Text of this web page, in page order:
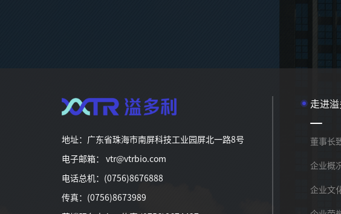
地址：广东省珠海市南屏科技工业园屏北一路8号
电子邮箱： vtr@vtrbio.com
电话总机：(0756)8676888
传真：(0756)8673989
走进
董事长
企业概
企业文